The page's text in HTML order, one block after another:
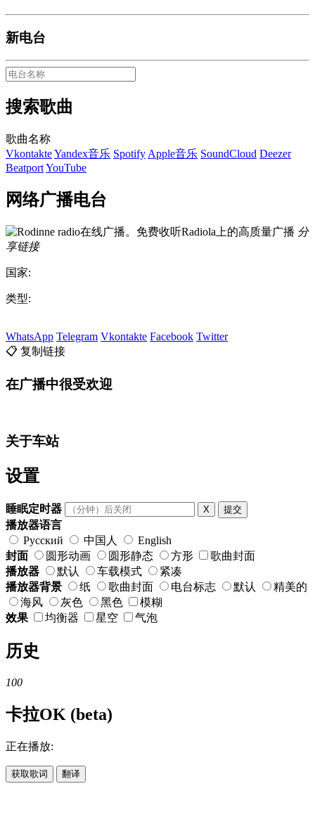
新电台
搜索歌曲
歌曲名称
VkontakteYandex音乐 Spotify Apple音乐 SoundCloud Deezer
BeatportYouTube
网络广播电台
分
享链接
国家:
类型:
WhatsApp Telegram Vkontakte Facebook Twitter
📋 复制链接
在广播中很受欢迎
关于车站
设置
睡眠定时器 X 提交
播放器语言
Русский
中国人
English
封面
圆形动画 圆形静态 方形
歌曲封面
播放器
默认 车载模式
紧凑
播放器背景
纸 歌曲封面 电台标志 默认
精美的
海风
灰色 黑色
模糊
效果
均衡器 星空 气泡
历史
100
卡拉OK (beta)
正在播放:
获取歌词 翻译